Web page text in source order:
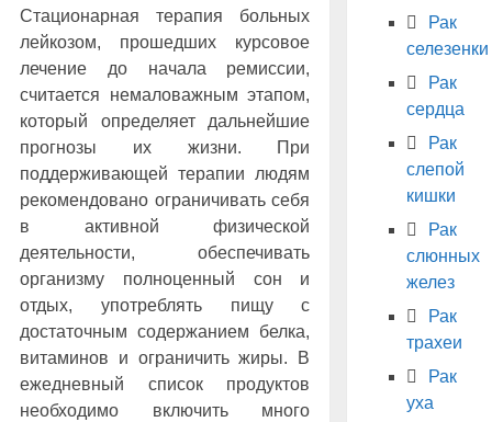
Стационарная терапия больных
лейкозом, прошедших курсовое
лечение до начала ремиссии,
считается немаловажным этапом,
который определяет дальнейшие
прогнозы их жизни. При
поддерживающей терапии людям
рекомендовано ограничивать себя
в активной физической
деятельности, обеспечивать
организму полноценный сон и
отдых, употреблять пищу с
достаточным содержанием белка,
витаминов и ограничить жиры. В
ежедневный список продуктов
необходимо включить много
Рак
селезенки
Рак
сердца
Рак
слепой
кишки
Рак
слюнных
желез
Рак
трахеи
Рак
уха